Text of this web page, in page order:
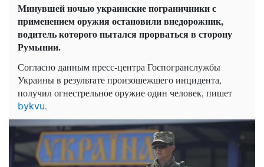
Минувшей ночью украинские пограничники с
применением оружия остановили внедорожник,
водитель которого пытался прорваться в сторону
Румынии.
Согласно данным пресс-центра Госпогранслужбы
Украины в результате произошежшего инцидента,
получил огнестрельное оружие один человек, пишет
bykvu.